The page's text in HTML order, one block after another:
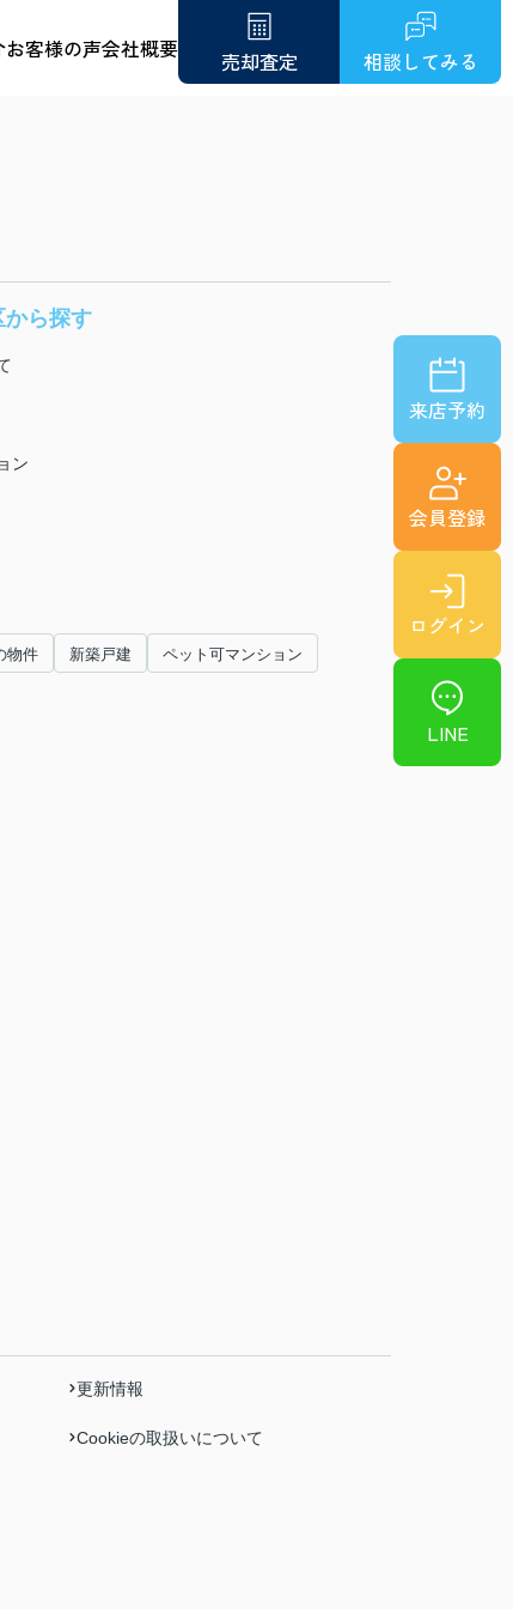
お客様の声会社概要 売却査定 相談してみる
来店予約
会員登録
ログイン
LINE
から探す
ン
物件 新築戸建 ペット可マンション
更新情報
Cookieの取扱いについて